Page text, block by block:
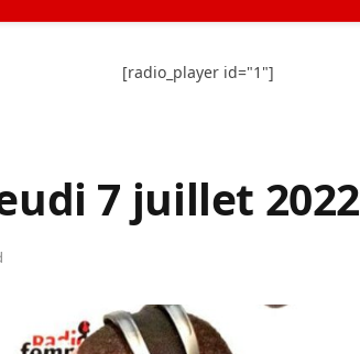
[radio_player id="1"]
7 juillet 2022